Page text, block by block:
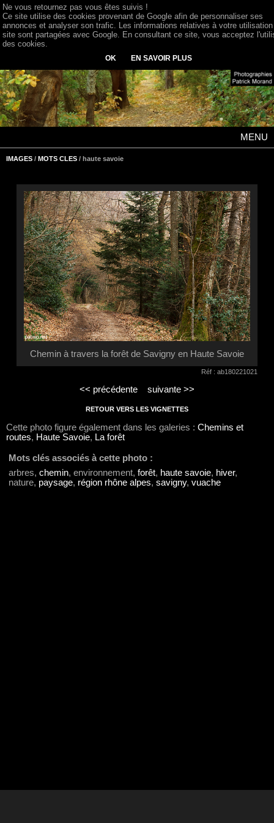
MENU
IMAGES / MOTS CLES / haute savoie
Chemin à travers la forêt de Savigny en Haute Savoie
Réf : ab180221021
<< précédente suivante >>
RETOUR VERS LES VIGNETTES
Cette photo figure également dans les galeries : Chemins et
routes, Haute Savoie, La forêt
Mots clés associés à cette photo :
arbres, chemin, environnement, forêt, haute savoie, hiver,
nature, paysage, région rhône alpes, savigny, vuache
Ne vous retournez pas vous êtes suivis !
Ce site utilise des cookies provenant de Google afin de personnaliser ses
annonces et analyser son trafic. Les informations relatives à votre
site sont partagées avec Google. En consultant ce site, vous acceptez
des cookies.
OK EN SAVOIR PLUS